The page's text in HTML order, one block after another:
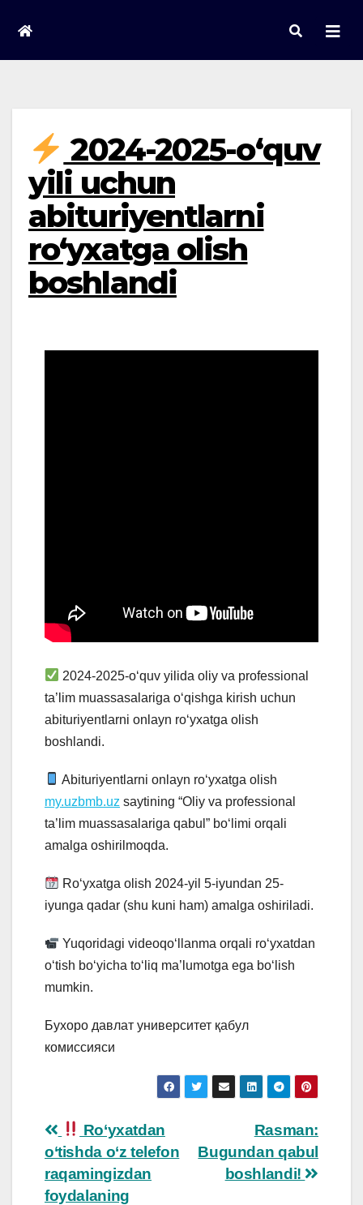
content
2024-2025-o‘quv
yili uchun
abituriyentlarni
ro‘yxatga olish
boshlandi
2024-2025-o‘quv yilida oliy va professional
ta’lim muassasalariga o‘qishga kirish uchun
abituriyentlarni onlayn ro‘yxatga olish
boshlandi.
Abituriyentlarni onlayn ro‘yxatga olish
my.uzbmb.uz saytining “Oliy va professional
ta’lim muassasalariga qabul” bo‘limi orqali
amalga oshirilmoqda.
Ro‘yxatga olish 2024-yil 5-iyundan 25-
iyunga qadar (shu kuni ham) amalga oshiriladi.
Yuqoridagi videoqo‘llanma orqali ro‘yxatdan
o‘tish bo‘yicha to‘liq ma’lumotga ega bo‘lish
mumkin.
Бухоро давлат университет қабул
комиссияси
Post
navigation
Rasman:
Bugundan qabul
boshlandi!
Ro‘yxatdan
o‘tishda o‘z telefon
raqamingizdan
foydalaning